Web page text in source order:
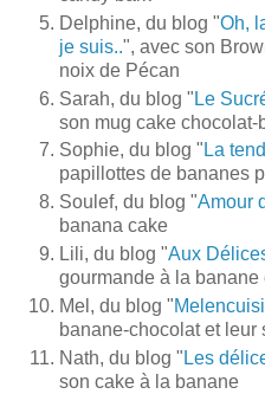
Delphine, du blog "Oh,
je suis..", avec son
noix de Pécan
Sarah, du blog " Le
son mug cake chocolat-
Sophie, du blog "La
papillottes de bananes
Soulef, du blog "Amour
banana cake
Lili, du blog "Aux
gourmande à la
Mel, du blog "
banane-chocolat et leur
Nath, du blog " Les
son cake à la banane